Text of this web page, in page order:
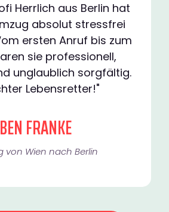
Herrlich aus Berlin hat
absolut stressfrei
ersten Anruf bis zum
sie professionell,
unglaublich sorgfältig.
Lebensretter!"
BEN FRANKE
von Wien nach Berlin